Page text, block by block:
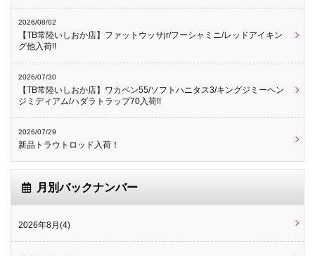
2026/08/02
【TB常陸いしおか店】ファットウッサjr/フーシャミニ/レッドアイキン
グ他入荷!!
2026/07/30
【TB常陸いしおか店】ワカペン55/ソフトハニタス3/キングジミーヘン
ジミディアム/ハダラトラップ70入荷!!
2026/07/29
新品トラウトロッド入荷！
月別バックナンバー
2026年8月(4)